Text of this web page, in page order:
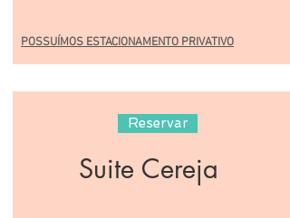
POSSUÍMOS ESTACIONAMENTO PRIVATIVO
Reservar
Suite Cereja